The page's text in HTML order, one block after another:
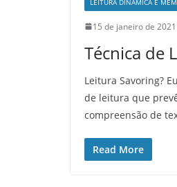
15 de janeiro de 2021
Técnica de
Leitura Savoring?
de leitura que
compreensão de
Read More